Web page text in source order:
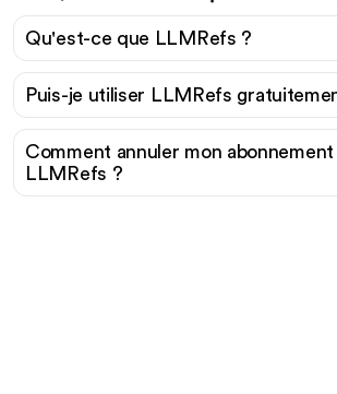
Qu'est-ce que LLMRefs ?
Puis-je utiliser LLMRefs
Comment annuler mon abonnement
LLMRefs ?